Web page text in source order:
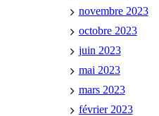
novembre 2023
octobre 2023
juin 2023
mai 2023
mars 2023
février 2023